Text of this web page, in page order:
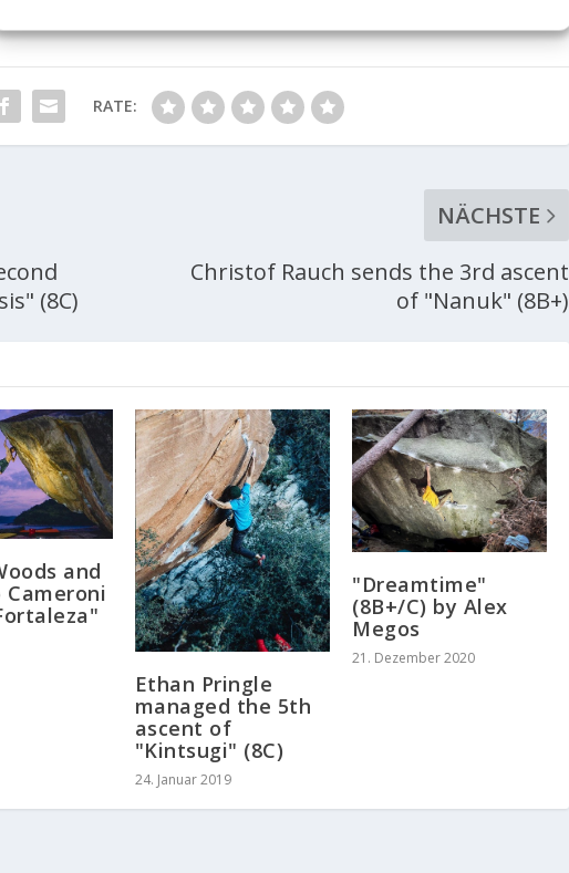
RATE:
(8C)
NÄCHSTE
Christof Rauch sends the 3rd ascent
of "Nanuk" (8B+)
and
Cameroni
Ethan Pringle
managed the 5th
ascent of
"Kintsugi" (8C)
24. Januar 2019
"Dreamtime"
(8B+/C) by Alex
Megos
21. Dezember 2020